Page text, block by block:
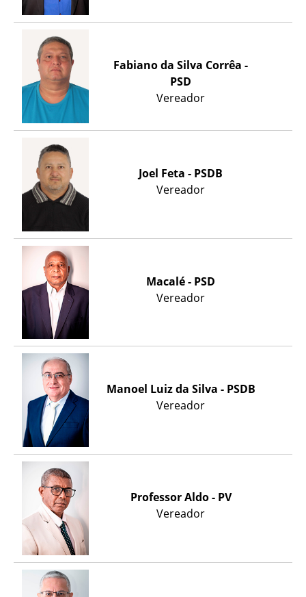
Fabiano da Silva Corrêa -
PSD
Vereador
Joel Feta - PSDB
Vereador
Macalé - PSD
Vereador
Manoel Luiz da Silva - PSDB
Vereador
Professor Aldo - PV
Vereador